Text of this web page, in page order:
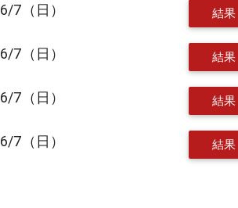
6/7（日） 結果
6/7（日） 結果
6/7（日） 結果
6/7（日） 結果